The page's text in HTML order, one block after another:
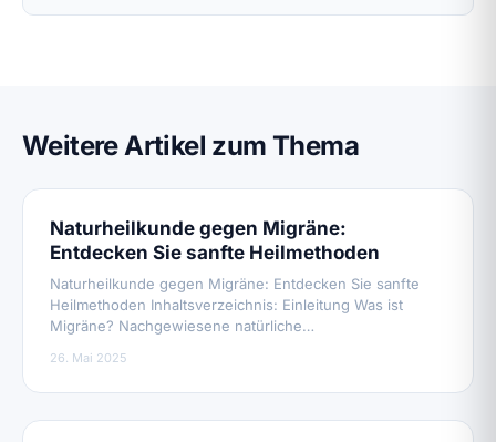
Weitere Artikel zum Thema
Naturheilkunde gegen Migräne:
Entdecken Sie sanfte Heilmethoden
Naturheilkunde gegen Migräne: Entdecken Sie sanfte
Heilmethoden Inhaltsverzeichnis: Einleitung Was ist
Migräne? Nachgewiesene natürliche…
26. Mai 2025